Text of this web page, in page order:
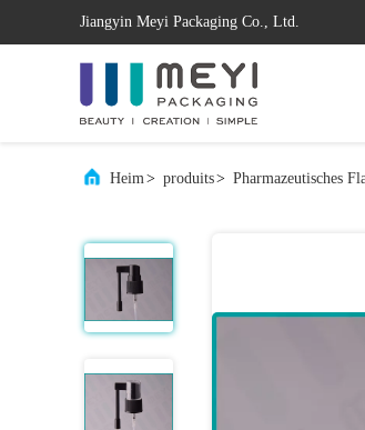
Jiangyin Meyi Packaging Co., Ltd.
Heim> produits> Pharmazeutisches